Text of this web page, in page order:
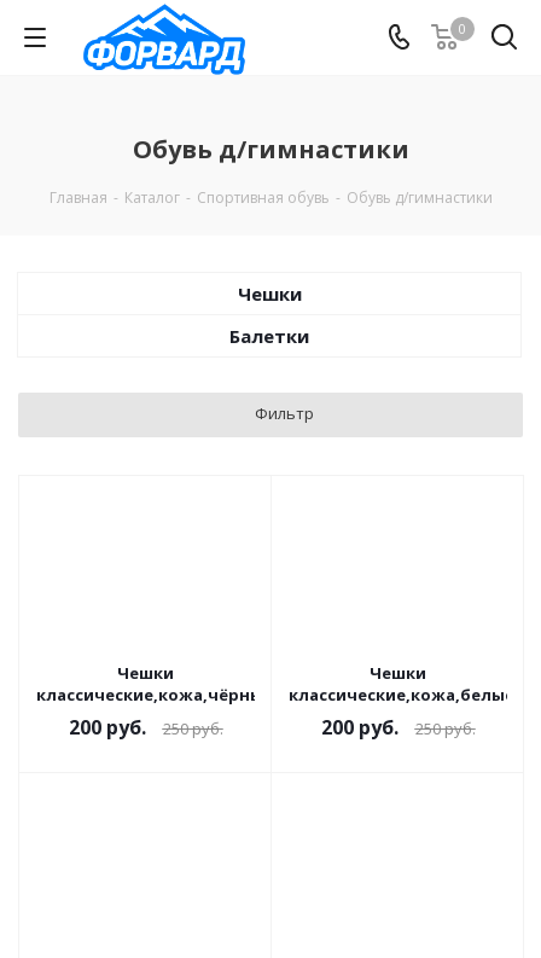
0
Обувь д/гимнастики
Главная - Каталог - Спортивная обувь - Обувь д/гимнастики
Чешки
Балетки
Фильтр
Чешки
классические,кожа,чёрные
200руб. 250руб.
Чешки
классические,кожа,белые
200руб. 250руб.